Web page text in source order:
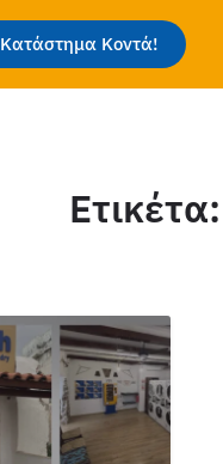
Κατάστημα Κοντά!
Ετικέτα: